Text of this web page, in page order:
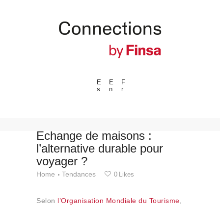
E
s
E
n
F
r
---ENLACES---
Événements
Espaces
Matériels
Technologie
Échange de maisons :
l’alternative durable pour
voyager ?
Home Tendances 0 Likes
Selon l’Organisation Mondiale du Tourisme